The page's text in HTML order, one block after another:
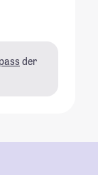
der